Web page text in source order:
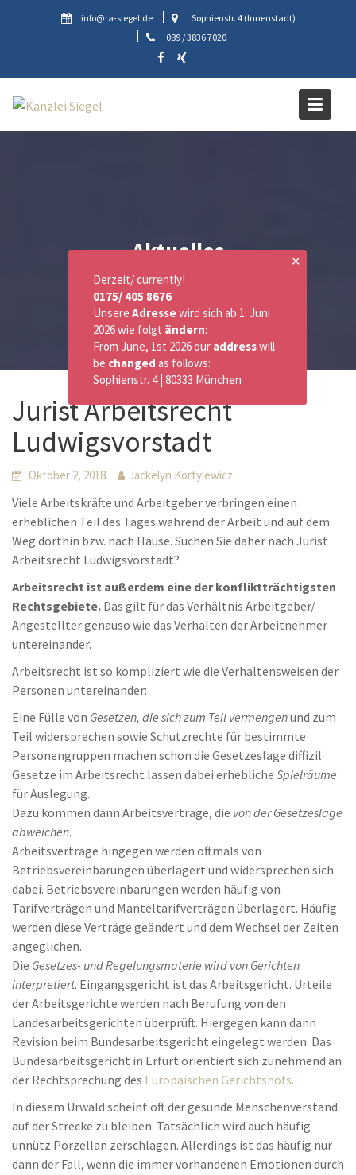
info@ra-siegel.de
Sophienstr. 4 (Innenstadt)
089 / 3836 7020
Aktuelles
Jurist Arbeitsrecht
Ludwigsvorstadt
Oktober 2, 2018 Jackelyn Kortylewicz
Viele Arbeitskräfte und Arbeitgeber verbringen einen
erheblichen Teil des Tages während der Arbeit und auf dem
Weg dorthin bzw. nach Hause. Suchen Sie daher nach Jurist
Arbeitsrecht Ludwigsvorstadt?
Arbeitsrecht ist außerdem eine der konfliktträchtigsten
Rechtsgebiete. Das gilt für das Verhältnis Arbeitgeber/
Angestellter genauso wie das Verhalten der Arbeitnehmer
untereinander.
Arbeitsrecht ist so kompliziert wie die Verhaltensweisen der
Personen untereinander:
Eine Fülle von Gesetzen, die sich zum Teil vermengenund zum
Teil widersprechen sowie Schutzrechte für bestimmte
Personengruppen machen schon die Gesetzeslage diffizil.
Gesetze im Arbeitsrecht lassen dabei erhebliche Spielräume
für Auslegung.
Dazu kommen dann Arbeitsverträge, die von der Gesetzeslage
abweichen.
Arbeitsverträge hingegen werden oftmals von
Betriebsvereinbarungen überlagert und widersprechen sich
dabei. Betriebsvereinbarungen werden häufig von
Tarifverträgen und Manteltarifverträgen überlagert. Häufig
werden diese Verträge geändert und dem Wechsel der Zeiten
angeglichen.
Die Gesetzes- und Regelungsmaterie wird von Gerichten
interpretiert. Eingangsgericht ist das Arbeitsgericht. Urteile
der Arbeitsgerichte werden nach Berufung von den
Landesarbeitsgerichten überprüft. Hiergegen kann dann
Revision beim Bundesarbeitsgericht eingelegt werden. Das
Bundesarbeitsgericht in Erfurt orientiert sich zunehmend an
der Rechtsprechung des Europäischen Gerichtshofs.
In diesem Urwald scheint oft der gesunde Menschenverstand
auf der Strecke zu bleiben. Tatsächlich wird auch häufig
unnütz Porzellan zerschlagen. Allerdings ist das häufig nur
dann der Fall, wenn die immer vorhandenen Emotionen durch
✕
Derzeit/ currently!
0175/ 405 8676
Unsere Adressewird sich ab 1. Juni
2026 wie folgt ändern:
From June, 1st 2026 our addresswill
be changed as follows:
Sophienstr. 4 | 80333 München